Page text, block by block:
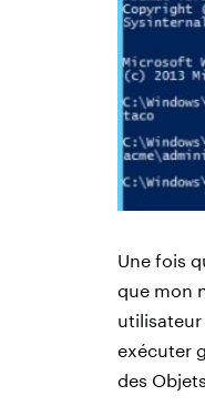
Une fois
que mon
utilisateur
exécuter
des